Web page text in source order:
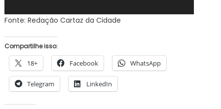
Fonte: Redação Cartaz da Cidade
Compartilhe isso:
18+ Facebook WhatsApp
Telegram LinkedIn